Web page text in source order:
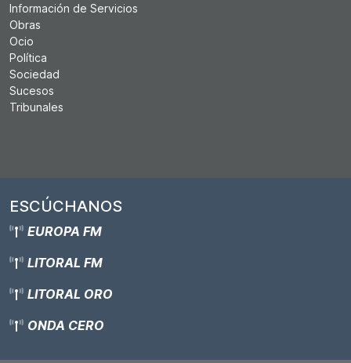
Información de Servicios
Obras
Ocio
Política
Sociedad
Sucesos
Tribunales
ESCÚCHANOS
EUROPA FM
LITORAL FM
LITORAL ORO
ONDA CERO